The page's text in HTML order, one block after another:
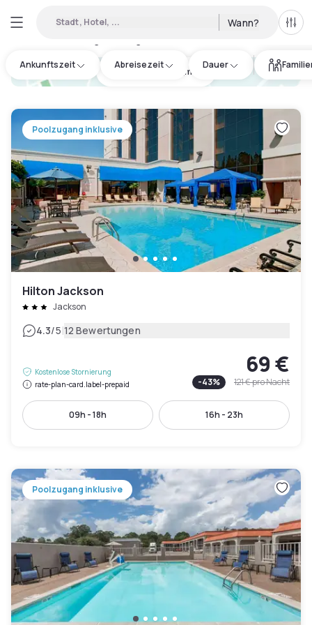
Stadt, Hotel, ... Wann? Alle
Ankunftszeit Abreisezeit Dauer
hotel.cta.view_map
Poolzugang inklusive
Hilton Jackson
Jackson
4.3/5|12 Bewertungen
Kostenlose Stornierung
rate-plan-card.label-prepaid
69 €
-43% 121 €pro Nacht
09h - 18h 16h - 23h
Poolzugang inklusive